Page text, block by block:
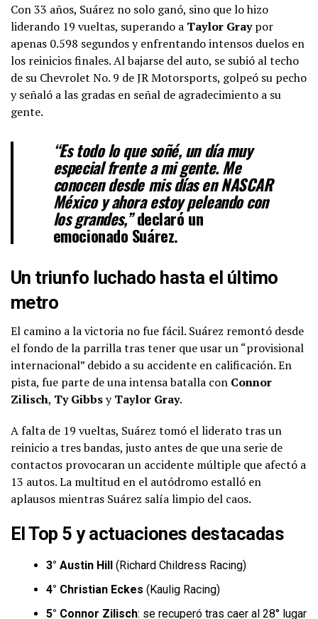
Con 33 años, Suárez no solo ganó, sino que lo hizo
liderando 19 vueltas, superando a Taylor Graypor
apenas 0.598 segundos y enfrentando intensos duelos en
los reinicios finales. Al bajarse del auto, se subió al techo
de su Chevrolet No. 9 de JR Motorsports, golpeó su pecho
y señaló a las gradas en señal de agradecimiento a su
gente.
“Es todo lo que soñé, un día muy
especial frente a mi gente. Me
conocen desde mis días en NASCAR
México y ahora estoy peleando con
los grandes,”declaró un
emocionado Suárez.
Un triunfo luchado hasta el último
metro
El camino a la victoria no fue fácil. Suárez remontó desde
el fondo de la parrilla tras tener que usar un “provisional
internacional” debido a su accidente en calificación. En
pista, fue parte de una intensa batalla con Connor
Zilisch, Ty GibbsyTaylor Gray.
A falta de 19 vueltas, Suárez tomó el liderato tras un
reinicio a tres bandas, justo antes de que una serie de
contactos provocaran un accidente múltiple que afectó a
13 autos. La multitud en el autódromo estalló en
aplausos mientras Suárez salía limpio del caos.
El Top 5 y actuaciones destacadas
3° Austin Hill (Richard Childress Racing)
4° Christian Eckes (Kaulig Racing)
5° Connor Zilisch: se recuperó tras caer al 28° lugar